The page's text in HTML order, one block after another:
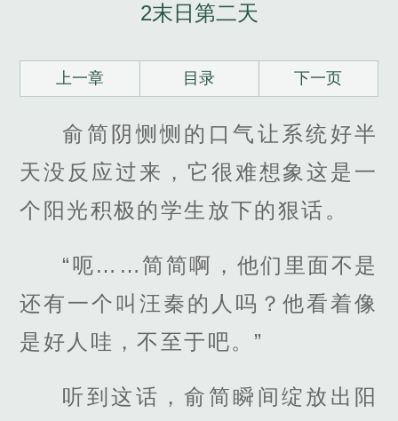
2末日第二天
上一章 目录 下一页
俞简阴恻恻的口气让系统好半
天没反应过来，它很难想象这是一
个阳光积极的学生放下的狠话。
“呃……简简啊，他们里面不是
还有一个叫汪秦的人吗？他看着像
是好人哇，不至于吧。”
听到这话，俞简瞬间绽放出阳